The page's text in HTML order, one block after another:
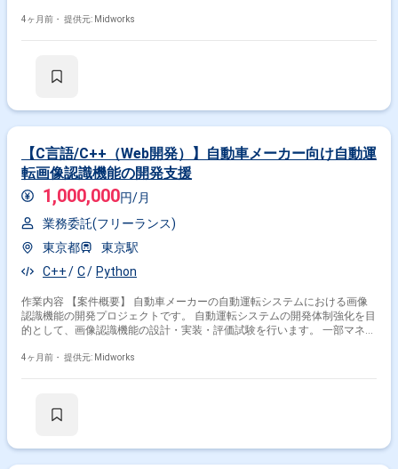
た開発を行います。 チームで連携しながら、設計から評価まで一貫して対
析および評価
4ヶ月前・ 提供元: Midworks
【C言語/C++（Web開発）】自動車メーカー向け自動運
転画像認識機能の開発支援
1,000,000円/月
業務委託(フリーランス)
東京都
東京駅
C++
C Python
作業内容 【案件概要】 自動車メーカーの自動運転システムにおける画像
認識機能の開発プロジェクトです。 自動運転システムの開発体制強化を目
的として、画像認識機能の設計・実装・評価試験を行います。 一部マネジ
最新のC言語およびPythonを用いたアルゴリズム開発を中心に、車載シス
部マネジメント業務参加
4ヶ月前・ 提供元: Midworks